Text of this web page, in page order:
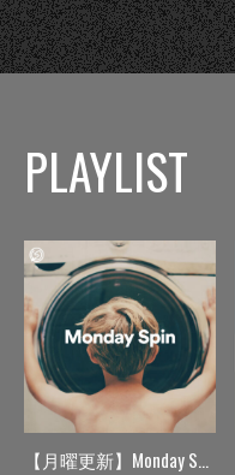
PLAYLIST
【月曜更新】Monday Spin